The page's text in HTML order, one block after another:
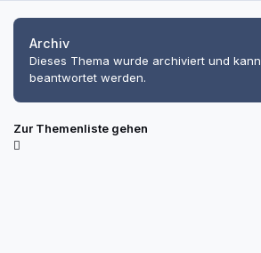
Archiv
Dieses Thema wurde archiviert und
beantwortet werden.
Zur Themenliste gehen